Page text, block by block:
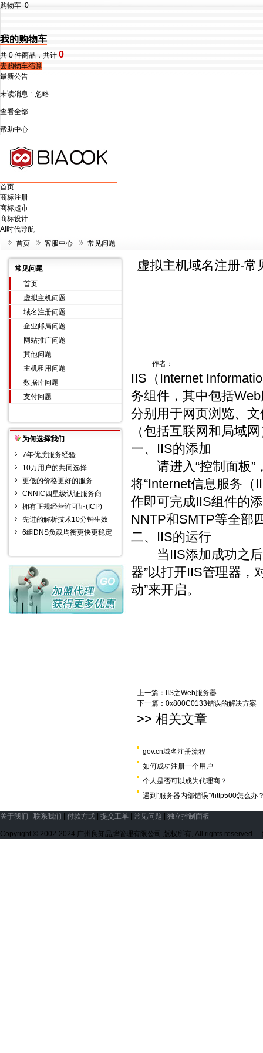
购物车 0
我的购物车
共 0 件商品，共计 0
去购物车结算
最新公告
未读消息 : 忽略
查看全部
帮助中心
首页
商标注册
商标超市
商标设计
AI时代导航
首页
客服中心 常见问题
常见问题
首页
虚拟主机问题
域名注册问题
企业邮局问题
网站推广问题
其他问题
主机租用问题
数据库问题
支付问题
为何选择我们
7年优质服务经验
10万用户的共同选择
更低的价格更好的服务
CNNIC四星级认证服务商
拥有正规经营许可证(ICP)
先进的解析技术10分钟生效
6组DNS负载均衡更快更稳定
虚拟主机域名注册-常
作者：
IIS（Internet
务组件，其中包括
分别用于网页浏览、
（包括互联网和局域
一、IIS的添加
请进入“控制面板”
将“Internet信息服务（
作即可完成IIS组件的
NNTP和SMTP等全部
二、IIS的运行
当IIS添加成功之后
器”以打开IIS管理器，
动”来开启。
上一篇：
IIS之Web服务器
下一篇： 0x800C0133错误的解决方案
>> 相关文章
gov.cn域名注册流程
如何成功注册一个用户
个人是否可以成为代理商？
遇到“服务器内部错误”/http500怎么办
关于我们 联系我们 付款方式 提交工单 常见问题 独立控制面板
Copyright © 2002-2024 广州良知品牌管理有限公司 版权所有, All rights reserved.